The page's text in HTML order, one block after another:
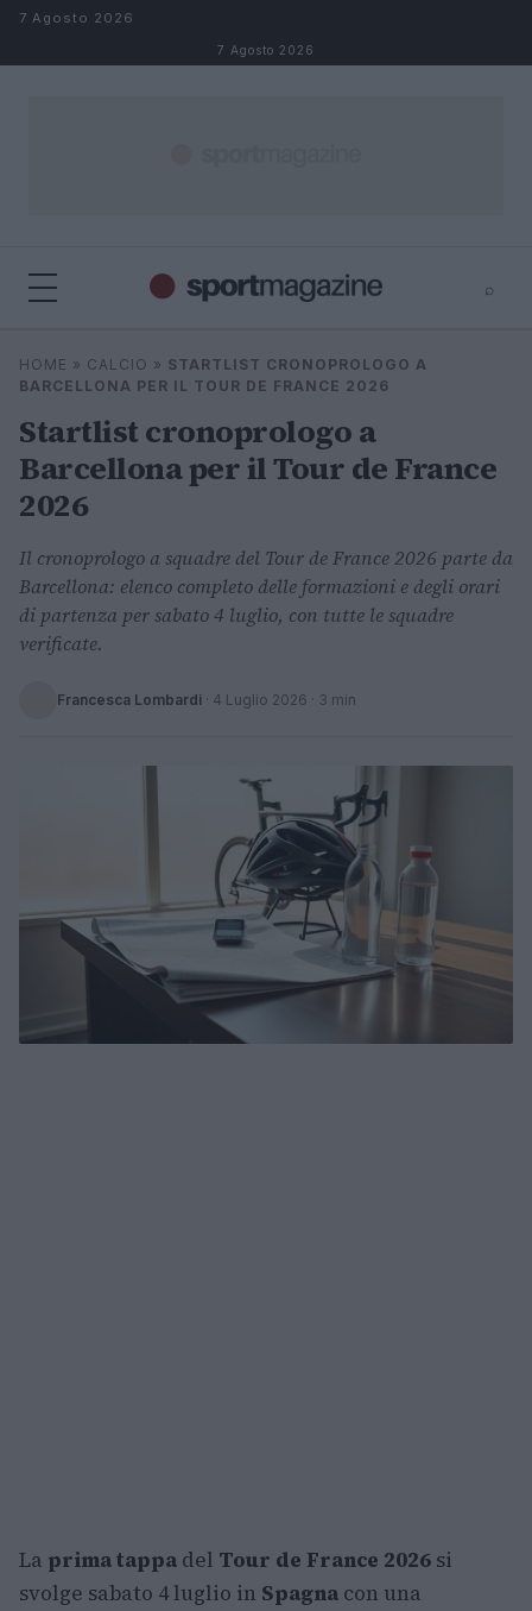
Salta al contenuto
7 Agosto 2026
7 Agosto 2026
⌕
Cerca
HOME » CALCIO » STARTLIST CRONOPROLOGO A
BARCELLONA PER IL TOUR DE FRANCE 2026
Startlist cronoprologo a
Barcellona per il Tour de France
2026
Il cronoprologo a squadre del Tour de France 2026 parte da
Barcellona: elenco completo delle formazioni e degli orari
di partenza per sabato 4 luglio, con tutte le squadre
verificate.
Francesca Lombardi · 4 Luglio 2026 · 3 min
La prima tappa del Tour de France 2026 si
svolge sabato 4 luglio in Spagna con una